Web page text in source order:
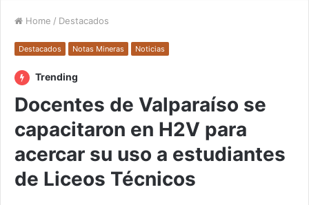
Home / Destacados
Destacados Notas Mineras Noticias
Trending
Docentes de Valparaíso se
capacitaron en H2V para
acercar su uso a estudiantes
de Liceos Técnicos